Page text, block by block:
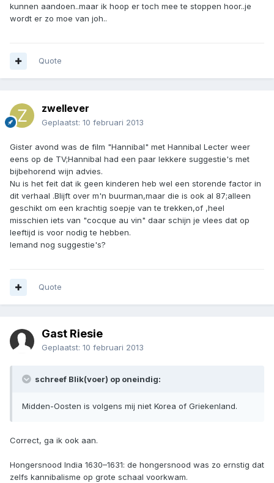
kunnen aandoen..maar ik hoop er toch mee te stoppen hoor..je
wordt er zo moe van joh..
Quote
zwellever
Geplaatst: 10 februari 2013
Gister avond was de film "Hannibal" met Hannibal Lecter weer
eens op de TV;Hannibal had een paar lekkere suggestie's met
bijbehorend wijn advies.
Nu is het feit dat ik geen kinderen heb wel een storende factor in
dit verhaal .Blijft over m'n buurman,maar die is ook al 87;alleen
geschikt om een krachtig soepje van te trekken,of ,heel
misschien iets van "cocque au vin" daar schijn je vlees dat op
leeftijd is voor nodig te hebben.
Iemand nog suggestie's?
Quote
Gast Riesie
Geplaatst: 10 februari 2013
schreef Blik(voer) op oneindig:
Midden-Oosten is volgens mij niet Korea of Griekenland.
Correct, ga ik ook aan.
Hongersnood India 1630–1631: de hongersnood was zo ernstig dat
zelfs kannibalisme op grote schaal voorkwam.